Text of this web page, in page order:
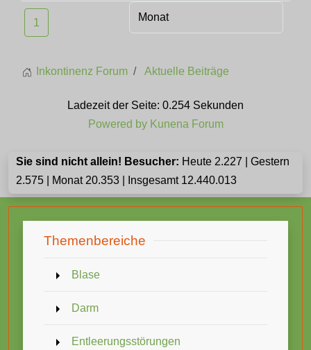
1
Inkontinenz Forum Aktuelle Beiträge
Ladezeit der Seite: 0.254 Sekunden
Powered by Kunena Forum
Sie sind nicht allein! Besucher: Heute 2.227 | Gestern
2.575 | Monat 20.353 | Insgesamt 12.440.013
Themenbereiche
Blase
Darm
Entleerungsstörungen